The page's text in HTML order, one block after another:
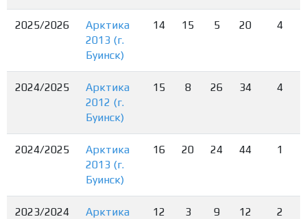
2025/2026
Арктика
2013 (г.
Буинск)
14 15 5 20 4
2024/2025
Арктика
2012 (г.
Буинск)
15 8 26 34 4
2024/2025
Арктика
2013 (г.
Буинск)
16 20 24 44 1
2023/2024
Арктика
12 3 9 12 2